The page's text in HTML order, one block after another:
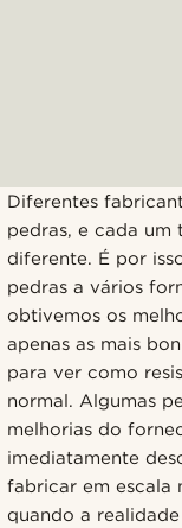
Diferentes
pedras, e cada um
diferente. É por
pedras a vários
obtivemos os
apenas as mais
para ver como
normal. Algumas
melhorias do
imediatamente
fabricar em escala
quando a